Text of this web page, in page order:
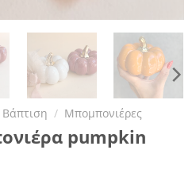
Βάπτιση / Μπομπονιέρες
pumpkin